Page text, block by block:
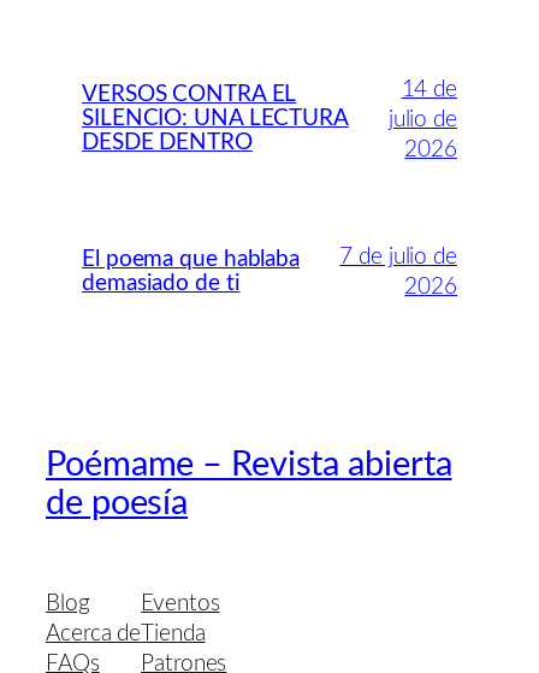
VERSOS CONTRA EL
SILENCIO: UNA LECTURA
DESDE DENTRO
14 de
julio de
2026
El poema que hablaba
demasiado de ti
7 de julio de
2026
Poémame – Revista abierta
de poesía
Blog
Acerca de
FAQs
Eventos
Tienda
Patrones